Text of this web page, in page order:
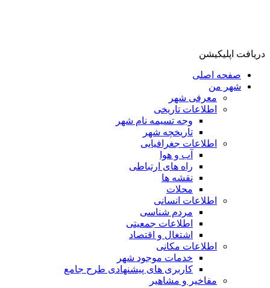
دریافت اپلیکیشن
صفحه اصلی
شهر من
معرفی شهر
اطلاعات تاریخی
وجه تسیمه نام شهر
تاریخچه شهر
اطلاعات جغرافیایی
آب و هوا
راه های ارتباطی
نقشه ها
محلات
اطلاعات انسانی
مردم شناسی
اطلاعات جمعیتی
اشتغال و اقتصاد
اطلاعات مکانی
خدمات موجود شهر
کاربری های پیشنهادی طرح جامع
مفاخیر و مشاهیر